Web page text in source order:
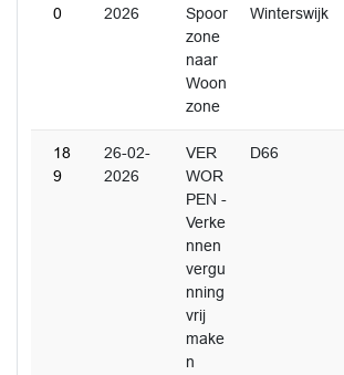
0
2026
Spoor
zone
naar
Woon
zone
Winterswijk
18
9
26-02-
2026
VER
WOR
PEN -
Verke
nnen
vergu
nning
vrij
make
n
D66